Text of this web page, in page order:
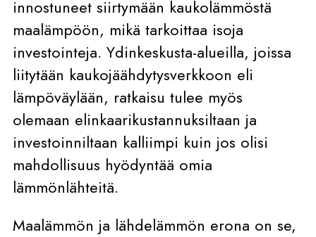
innostuneet siirtymään kaukolämmöstä
maalämpöön, mikä tarkoittaa isoja
investointeja. Ydinkeskusta-alueilla, joissa
liitytään kaukojäähdytysverkkoon eli
lämpöväylään, ratkaisu tulee myös
olemaan elinkaarikustannuksiltaan ja
investoinniltaan kalliimpi kuin jos olisi
mahdollisuus hyödyntää omia
lämmönlähteitä.
Maalämmön ja lähdelämmön erona on se,